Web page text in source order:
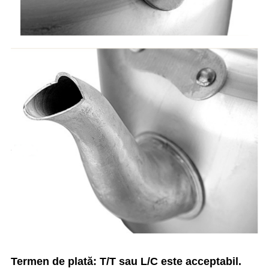
Termen de plată: T/T sau L/C este acceptabil.